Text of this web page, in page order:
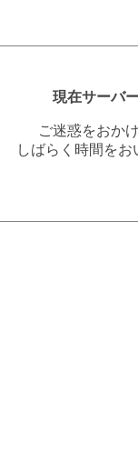
現在サーバ
ご迷惑をおか
しばらく時間を